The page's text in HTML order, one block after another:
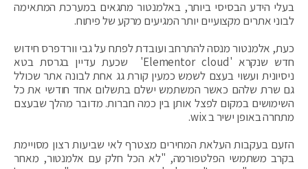
בעלי הידע הבסיסי ביותר, באלמנטור מתגאים במערכת המתאימה
לבוני אתרים מקצועיים יותר המגיעים מרקע של פיתוח.
כעת, אלמנטור מנסה להתרחב ועובדת לפתח על גבי וורדפרס חידוש
חדש שנקרא 'Elementor cloud' שכעת עדיין בגרסת בטא
ניסיונית ועשוי בעצם לשמש כמעין קורת גג אחת לבונה אתר שכולל
גם שרת שלהם כאשר המשתמש ישלם בתשלום אחד חודשי את כל
השימושים במקום לפצל אותן בין כמה חברות. מדובר מהלך שבעצם
מתחרה באופן ישיר ב wix.
הזעם בעקבות העלאת המחירים מצטרף לאי שביעות רצון מסויימת
בקרב משתמשי הפלטפורמה, "לא הכל חלק עם אלמנטור, מאחר